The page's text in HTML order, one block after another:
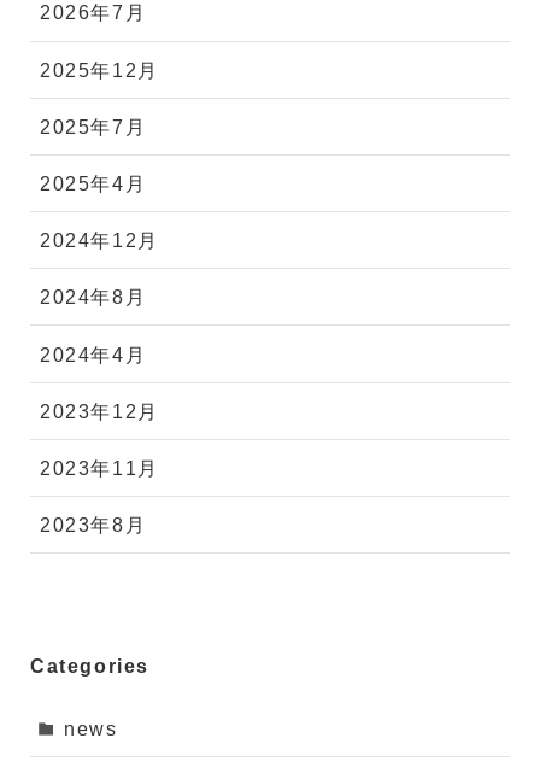
2026年7月
2025年12月
2025年7月
2025年4月
2024年12月
2024年8月
2024年4月
2023年12月
2023年11月
2023年8月
Categories
news